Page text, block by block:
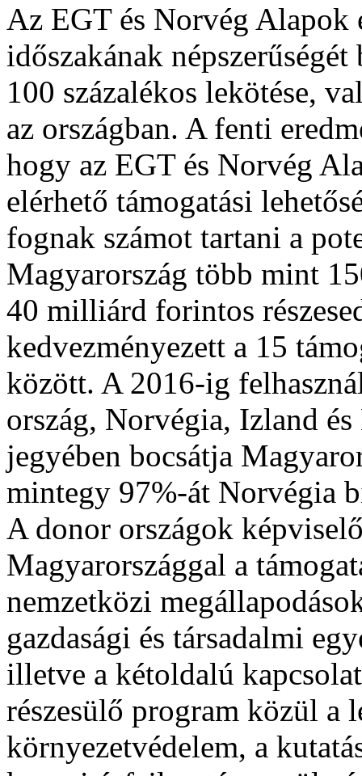
Az EGT és Norvég Alapok
időszakának
100 százalékos lekötése,
az országban. A fenti
hogy az EGT és Norvég
elérhető támogatási
fognak számot tartani a
Magyarország több mint
40 milliárd forintos
kedvezményezett a 15
között. A 2016-ig
ország, Norvégia, Izland
jegyében bocsátja
mintegy 97%-át Norvégia
A donor országok
Magyarországgal a
nemzetközi
gazdasági és társadalmi
illetve a kétoldalú
részesülő program közül a
környezetvédelem, a